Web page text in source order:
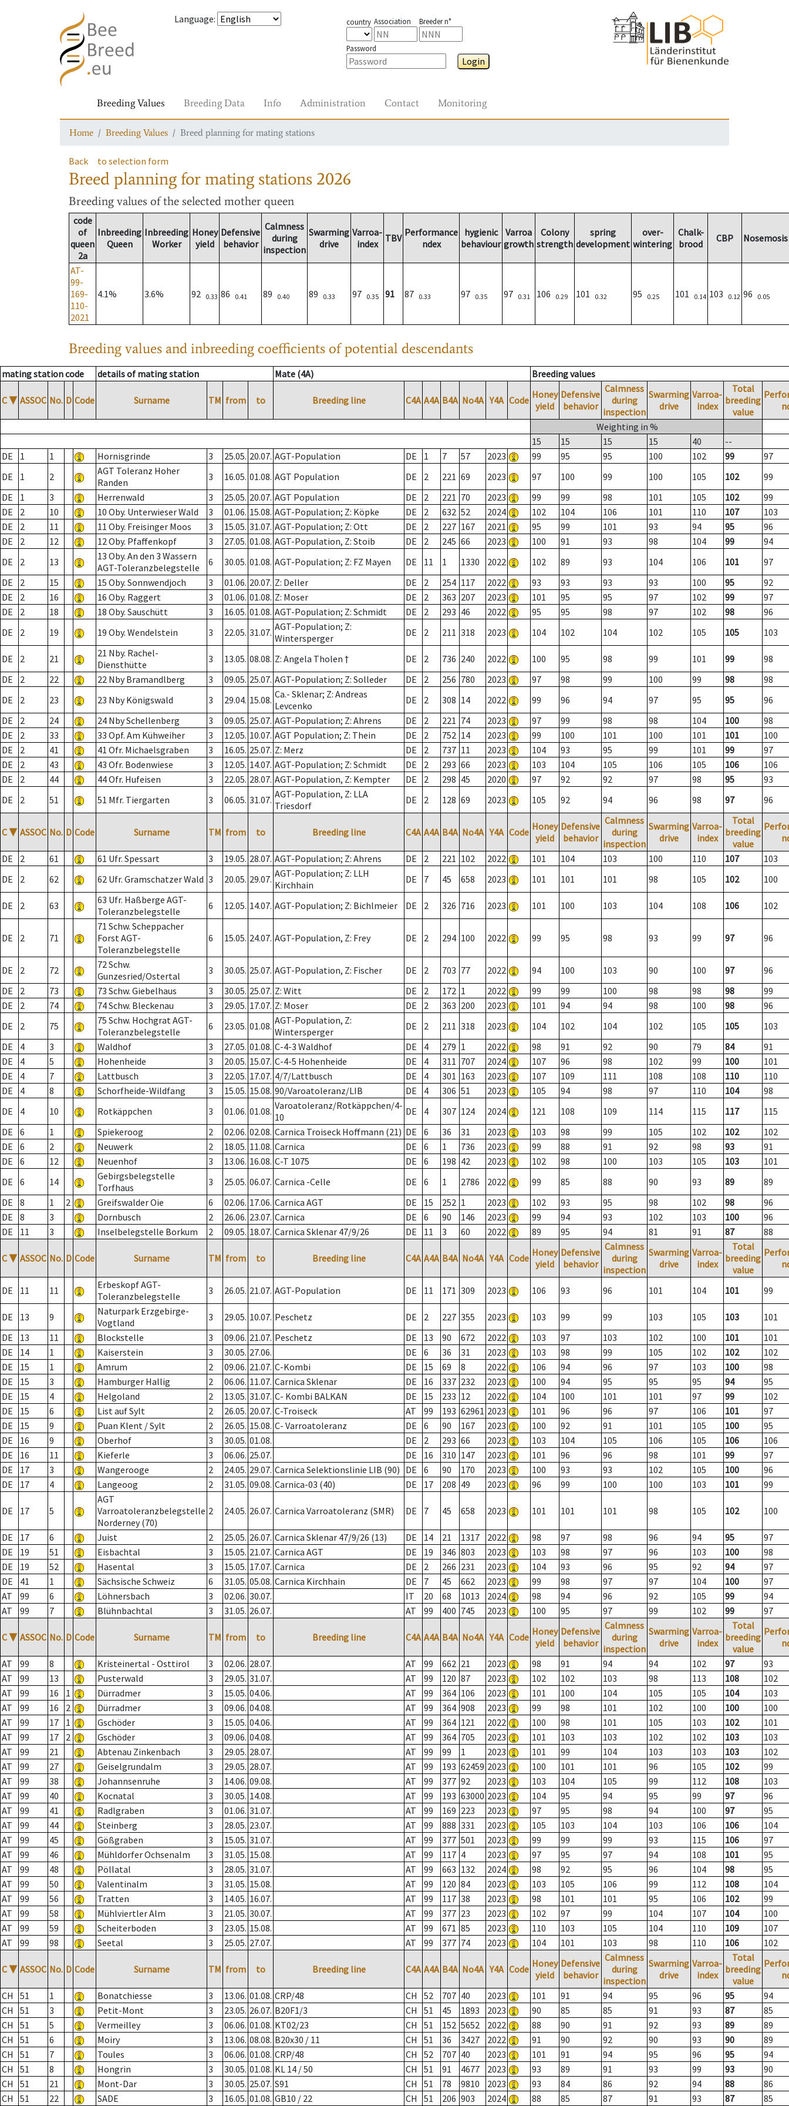
Language: country Association Breeder n°
Password
Login
Breeding Values Breeding Data Info Administration Contact Monitoring
Home Breeding Values Breed planning for mating stations
Back to selection form
Breed planning for mating stations 2026
Breeding values of the selected mother queen
code
of
queen
2a
Inbreeding
Queen
Inbreeding
Worker
Honey
yield
Defensive
behavior
Calmness
during
inspection
Swarming
drive
Varroa-
index
TBV Performance
ndex
hygienic
behaviour
Varroa
growth
Colony
strength
spring
development
over-
wintering
Chalk-
brood
CBP Nosemosis
AT-
99-
169-
110-
2021
4.1% 3.6% 92 0.33 86 0.41 89 0.40 89 0.33 97 0.35 91 87 0.33 97 0.35 97 0.31 106 0.29 101 0.32 95 0.25 101 0.14 103 0.12 96 0.05
Breeding values and inbreeding coefficients of potential descendants
mating station code details of mating station Mate (4A) Breeding values
C ▼ ASSOC No. D Code Surname TM from to Breeding line C4A A4A B4A No4A Y4A Code Honey
yield
Defensive
behavior
Calmness
during
inspection
Swarming
drive
Varroa-
index
Total
breeding
value
Weighting in %
15
15 15 15 40
--
DE
1 1 Hornisgrinde 3 25.05. 20.07. AGT-Population DE 1 7 57 2023 99 95 95 100 102 99
97
DE
1 2
AGT Toleranz Hoher
Randen
3 16.05. 01.08. AGT Population DE 2 221 69 2023 97 100 99 100 105 102
99
DE
1 3 Herrenwald 3 25.05. 20.07. AGT Population DE 2 221 70 2023 99 99 98 101 105 102
99
DE
2 10 10 Oby. Unterwieser Wald 3 01.06. 15.08. AGT-Population; Z: Köpke DE 2 632 52 2024 102 104 106 101 110 107
103
DE
2 11 11 Oby. Freisinger Moos 3 15.05. 31.07. AGT-Population; Z: Ott DE 2 227 167 2021 95 99 101 93 94 95
96
DE
2 12 12 Oby. Pfaffenkopf 3 27.05. 01.08. AGT-Population, Z: Stoib DE 2 245 66 2023 100 91 93 98 104 99
94
DE
2 13
13 Oby. An den 3 Wassern
AGT-Toleranzbelegstelle
6 30.05. 01.08. AGT-Population; Z: FZ Mayen DE 11 1 1330 2022 102 89 93 104 106 101
97
DE
2 15 15 Oby. Sonnwendjoch 3 01.06. 20.07. Z: Deller DE 2 254 117 2022 93 93 93 93 100 95
92
DE
2 16 16 Oby. Raggert 3 01.06. 01.08. Z: Moser DE 2 363 207 2023 101 95 95 97 102 99
97
DE
2 18 18 Oby. Sauschütt 3 16.05. 01.08. AGT-Population; Z: Schmidt DE 2 293 46 2022 95 95 98 97 102 98
96
DE
2 19 19 Oby. Wendelstein 3 22.05. 31.07. AGT-Population; Z:
Wintersperger
DE 2 211 318 2023 104 102 104 102 105 105 103
DE 2 21
21 Nby. Rachel-
Diensthütte
3 13.05. 08.08. Z: Angela Tholen † DE 2 736 240 2022 100 95 98 99 101 99
98
DE
2 22 22 Nby Bramandlberg 3 09.05. 25.07. AGT-Population; Z: Solleder DE 2 256 780 2023 97 98 99 100 99 98
98
DE
2 23 23 Nby Königswald 3 29.04. 15.08. Ca.- Sklenar; Z: Andreas
Levcenko
DE 2 308 14 2022 99 96 94 97 95 95
96
DE
2 24 24 Nby Schellenberg 3 09.05. 25.07. AGT-Population; Z: Ahrens DE 2 221 74 2023 97 99 98 98 104 100
98
DE
2 33 33 Opf. Am Kühweiher 3 12.05. 10.07. AGT Population; Z: Thein DE 2 752 14 2023 99 100 101 100 101 101
100
DE
2 41 41 Ofr. Michaelsgraben 3 16.05. 25.07. Z: Merz DE 2 737 11 2023 104 93 95 99 101 99
97
DE
2 43 43 Ofr. Bodenwiese 3 12.05. 14.07. AGT-Population; Z: Schmidt DE 2 293 66 2023 103 104 105 106 105 106
106
DE
2 44 44 Ofr. Hufeisen 3 22.05. 28.07. AGT-Population, Z: Kempter DE 2 298 45 2020 97 92 92 97 98 95
93
DE
2 51 51 Mfr. Tiergarten 3 06.05. 31.07. AGT-Population, Z: LLA
Triesdorf
DE 2 128 69 2023 105 92 94 96 98 97 96
C ▼ ASSOC No. D Code Surname TM from to Breeding line C4A A4A B4A No4A Y4A Code Honey
yield
Defensive
behavior
Calmness
during
inspection
Swarming
drive
Varroa-
index
Total
breeding
value
DE
2 61 61 Ufr. Spessart 3 19.05. 28.07. AGT-Population; Z: Ahrens DE 2 221 102 2022 101 104 103 100 110 107
103
DE
2 62 62 Ufr. Gramschatzer Wald 3 20.05. 29.07. AGT-Population; Z: LLH
Kirchhain
DE 7 45 658 2023 101 101 101 98 105 102 100
DE 2 63
63 Ufr. Haßberge AGT-
Toleranzbelegstelle
6 12.05. 14.07. AGT-Population; Z: Bichlmeier DE 2 326 716 2023 101 100 103 104 108 106 102
DE 2 71
71 Schw. Scheppacher
Forst AGT-
Toleranzbelegstelle
6 15.05. 24.07. AGT-Population, Z: Frey DE 2 294 100 2022 99 95 98 93 99 97 96
DE 2 72
72 Schw.
Gunzesried/Ostertal
3 30.05. 25.07. AGT-Population, Z: Fischer DE 2 703 77 2022 94 100 103 90 100 97
96
DE
2 73 73 Schw. Giebelhaus 3 30.05. 25.07. Z: Witt DE 2 172 1 2022 99 99 100 98 98 98
99
DE
2 74 74 Schw. Bleckenau 3 29.05. 17.07. Z: Moser DE 2 363 200 2023 101 94 94 98 100 98
96
DE
2 75
75 Schw. Hochgrat AGT-
Toleranzbelegstelle
6 23.05. 01.08. AGT-Population, Z:
Wintersperger
DE 2 211 318 2023 104 102 104 102 105 105
103
DE
4 3 Waldhof 3 27.05. 01.08. C-4-3 Waldhof DE 4 279 1 2022 98 91 92 90 79 84
91
DE
4 5 Hohenheide 3 20.05. 15.07. C-4-5 Hohenheide DE 4 311 707 2024 107 96 98 102 99 100
101
DE
4 7 Lattbusch 3 22.05. 17.07. 4/7/Lattbusch DE 4 301 163 2023 107 109 111 108 108 110
110
DE
4 8 Schorfheide-Wildfang 3 15.05. 15.08. 90/Varoatoleranz/LIB DE 4 306 51 2023 105 94 98 97 110 104
98
DE
4 10 Rotkäppchen 3 01.06. 01.08. Varoatoleranz/Rotkäppchen/4-
10
DE 4 307 124 2024 121 108 109 114 115 117
115
DE
6 1 Spiekeroog 2 02.06. 02.08. Carnica Troiseck Hoffmann (21) DE 6 36 31 2023 103 98 99 105 102 102
102
DE
6 2 Neuwerk 2 18.05. 11.08. Carnica DE 6 1 736 2023 99 88 91 92 98 93
91
DE
6 12 Neuenhof 3 13.06. 16.08. C-T 1075 DE 6 198 42 2023 102 98 100 103 105 103
101
DE
6 14
Gebirgsbelegstelle
Torfhaus
3 25.05. 06.07. Carnica -Celle DE 6 1 2786 2022 99 85 88 90 93 89
89
DE
8 1 2 Greifswalder Oie 6 02.06. 17.06. Carnica AGT DE 15 252 1 2023 102 93 95 98 102 98
96
DE
8 3 Dornbusch 2 26.06. 23.07. Carnica DE 6 90 146 2023 99 94 93 102 103 100
96
DE
11 3 Inselbelegstelle Borkum 2 09.05. 18.07. Carnica Sklenar 47/9/26 DE 11 3 60 2022 89 95 94 81 91 87 88
C ▼ ASSOC No. D Code Surname TM from to Breeding line C4A A4A B4A No4A Y4A Code Honey
yield
Defensive
behavior
Calmness
during
inspection
Swarming
drive
Varroa-
index
Total
breeding
value
DE 11 11
Erbeskopf AGT-
Toleranzbelegstelle
3 26.05. 21.07. AGT-Population DE 11 171 309 2023 106 93 96 101 104 101 99
DE 13 9
Naturpark Erzgebirge-
Vogtland
3 29.05. 10.07. Peschetz DE 2 227 355 2023 103 99 99 103 105 103
101
DE
13 11 Blockstelle 3 09.06. 21.07. Peschetz DE 13 90 672 2022 103 97 103 102 100 101
101
DE
14 1 Kaiserstein 3 30.05. 27.06. DE 6 36 31 2023 103 98 99 105 102 102
102
DE
15 1 Amrum 2 09.06. 21.07. C-Kombi DE 15 69 8 2022 106 94 96 97 103 100
98
DE
15 3 Hamburger Hallig 2 06.06. 11.07. Carnica Sklenar DE 16 337 232 2023 100 94 95 95 95 94
95
DE
15 4 Helgoland 2 13.05. 31.07. C- Kombi BALKAN DE 15 233 12 2022 104 100 101 101 97 99
102
DE
15 6 List auf Sylt 2 26.05. 20.07. C-Troiseck AT 99 193 62961 2023 101 96 96 97 106 101
97
DE
15 9 Puan Klent / Sylt 2 26.05. 15.08. C- Varroatoleranz DE 6 90 167 2023 100 92 91 101 105 100
95
DE
16 9 Oberhof 3 30.05. 01.08. DE 2 293 66 2023 103 104 105 106 105 106
106
DE
16 11 Kieferle 3 06.06. 25.07. DE 16 310 147 2023 101 96 96 98 101 99
97
DE
17 3 Wangerooge 2 24.05. 29.07. Carnica Selektionslinie LIB (90) DE 6 90 170 2023 100 93 93 102 105 100
96
DE
17 4 Langeoog 2 31.05. 09.08. Carnica-03 (40) DE 17 208 49 2023 96 99 100 100 103 101 99
DE 17 5
AGT
Varroatoleranzbelegstelle
Norderney (70)
2 24.05. 26.07. Carnica Varroatoleranz (SMR) DE 7 45 658 2023 101 101 101 98 105 102 100
DE 17 6 Juist 2 25.05. 26.07. Carnica Sklenar 47/9/26 (13) DE 14 21 1317 2022 98 97 98 96 94 95
97
DE
19 51 Eisbachtal 3 15.05. 21.07. Carnica AGT DE 19 346 803 2023 103 98 97 96 103 100
98
DE
19 52 Hasental 3 15.05. 17.07. Carnica DE 2 266 231 2023 104 93 96 95 92 94
97
DE
41 1 Sächsische Schweiz 6 31.05. 05.08. Carnica Kirchhain DE 7 45 662 2023 99 98 97 97 104 100
97
AT
99 6 Löhnersbach 3 02.06. 30.07. IT 20 68 1013 2024 98 94 96 92 105 99
94
AT
99 7 Blühnbachtal 3 31.05. 26.07. AT 99 400 745 2023 100 95 97 99 102 99 97
C ▼ ASSOC No. D Code Surname TM from to Breeding line C4A A4A B4A No4A Y4A Code Honey
yield
Defensive
behavior
Calmness
during
inspection
Swarming
drive
Varroa-
index
Total
breeding
value
AT
99 8 Kristeinertal - Osttirol 3 02.06. 28.07. AT 99 662 21 2023 98 91 94 94 102 97
93
AT
99 13 Pusterwald 3 29.05. 31.07. AT 99 120 87 2023 102 102 103 98 113 108
102
AT
99 16 1 Dürradmer 3 15.05. 04.06. AT 99 364 106 2023 101 100 104 105 105 104
103
AT
99 16 2 Dürradmer 3 09.06. 04.08. AT 99 364 908 2023 99 98 101 102 100 100
100
AT
99 17 1 Gschöder 3 15.05. 04.06. AT 99 364 121 2022 100 98 101 105 103 102
101
AT
99 17 2 Gschöder 3 09.06. 04.08. AT 99 364 705 2023 101 103 103 102 102 103
103
AT
99 21 Abtenau Zinkenbach 3 29.05. 28.07. AT 99 99 1 2023 101 99 104 103 103 103
102
AT
99 27 Geiselgrundalm 3 29.05. 28.07. AT 99 193 62459 2023 100 101 101 96 105 102
99
AT
99 38 Johannsenruhe 3 14.06. 09.08. AT 99 377 92 2023 103 104 105 99 112 108
103
AT
99 40 Kocnatal 3 30.05. 14.08. AT 99 193 63000 2023 104 95 94 95 99 97
96
AT
99 41 Radlgraben 3 01.06. 31.07. AT 99 169 223 2023 97 95 98 94 100 97
95
AT
99 44 Steinberg 3 28.05. 23.07. AT 99 888 331 2023 105 103 104 103 106 106
104
AT
99 45 Gößgraben 3 15.05. 31.07. AT 99 377 501 2023 99 99 99 93 115 106
97
AT
99 46 Mühldorfer Ochsenalm 3 31.05. 15.08. AT 99 117 4 2023 97 95 97 94 108 101
95
AT
99 48 Pöllatal 3 28.05. 31.07. AT 99 663 132 2024 98 92 95 96 104 98
95
AT
99 50 Valentinalm 3 31.05. 15.08. AT 99 120 84 2023 103 105 106 99 112 108
104
AT
99 56 Tratten 3 14.05. 16.07. AT 99 117 38 2023 98 101 101 95 106 102
99
AT
99 58 Mühlviertler Alm 3 21.05. 30.07. AT 99 377 23 2023 102 97 99 104 107 104
100
AT
99 59 Scheiterboden 3 23.05. 15.08. AT 99 671 85 2023 110 103 105 104 110 109
107
AT
99 98 Seetal 3 25.05. 27.07. AT 99 377 74 2023 104 101 103 98 110 106 102
C ▼ ASSOC No. D Code Surname TM from to Breeding line C4A A4A B4A No4A Y4A Code Honey
yield
Defensive
behavior
Calmness
during
inspection
Swarming
drive
Varroa-
index
Total
breeding
value
CH
51 1 Bonatchiesse 3 13.06. 01.08. CRP/48 CH 52 707 40 2023 101 91 94 95 96 95
94
CH
51 3 Petit-Mont 3 23.05. 26.07. B20F1/3 CH 51 45 1893 2023 90 85 85 91 93 87
85
CH
51 5 Vermeilley 3 06.06. 01.08. KT02/23 CH 51 152 5652 2022 88 90 91 92 93 89
89
CH
51 6 Moiry 3 13.06. 08.08. B20x30 / 11 CH 51 36 3427 2022 91 90 92 90 93 90
89
CH
51 7 Toules 3 06.06. 01.08. CRP/48 CH 52 707 40 2023 101 91 94 95 96 95
94
CH
51 8 Hongrin 3 30.05. 01.08. KL 14 / 50 CH 51 91 4677 2023 93 89 91 93 99 93
90
CH
51 21 Mont-Dar 3 30.05. 25.07. S91 CH 51 78 9810 2023 93 84 86 92 94 88
86
CH
51 22 SADE 3 16.05. 01.08. GB10 / 22 CH 51 206 903 2024 88 85 87 91 93 87 85